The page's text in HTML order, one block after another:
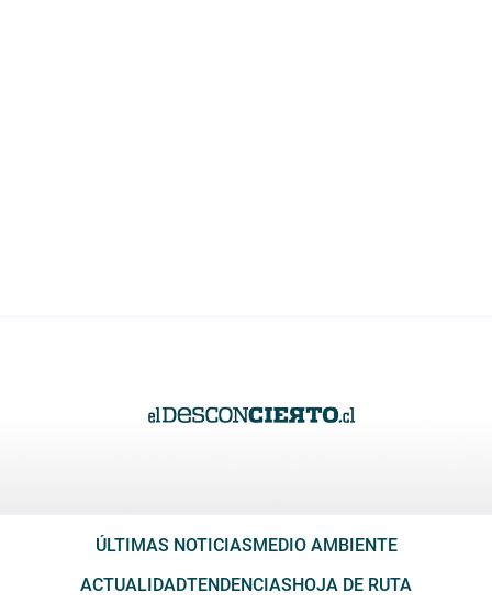
ÚLTIMAS NOTICIASMEDIO AMBIENTE
ACTUALIDADTENDENCIASHOJA DE RUTA